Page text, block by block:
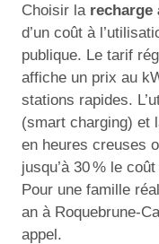
Choisir la recharge
d’un coût à
publique. Le tarif
affiche un prix au
stations rapides.
(smart charging) et
en heures creuses
jusqu’à 30 % le
Pour une famille
an à Roquebrune-
appel.